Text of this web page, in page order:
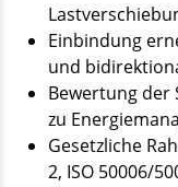
Einbindung
und
Bewertung der
zu
Gesetzliche
2, ISO 50006/